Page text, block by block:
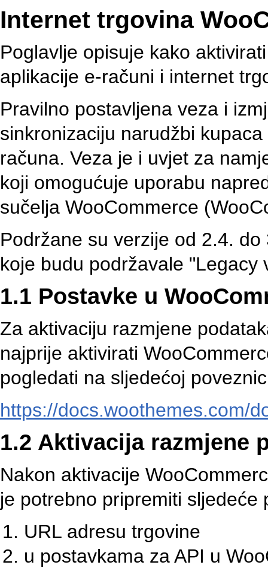
Internet trgovina
Poglavlje opisuje kako
aplikacije e-računi i internet
Pravilno postavljena veza i
sinkronizaciju narudžbi
računa. Veza je i uvjet za
koji omogućuje uporabu
sučelja WooCommerce
Podržane su verzije od 2.4.
koje budu podržavale "Legacy
1.1 Postavke u
Za aktivaciju razmjene
najprije aktivirati
pogledati na sljedećoj
https://docs.woothemes.com/
1.2 Aktivacija razmjene
Nakon aktivacije
je potrebno pripremiti sljedeće
URL adresu trgovine
u postavkama za API u